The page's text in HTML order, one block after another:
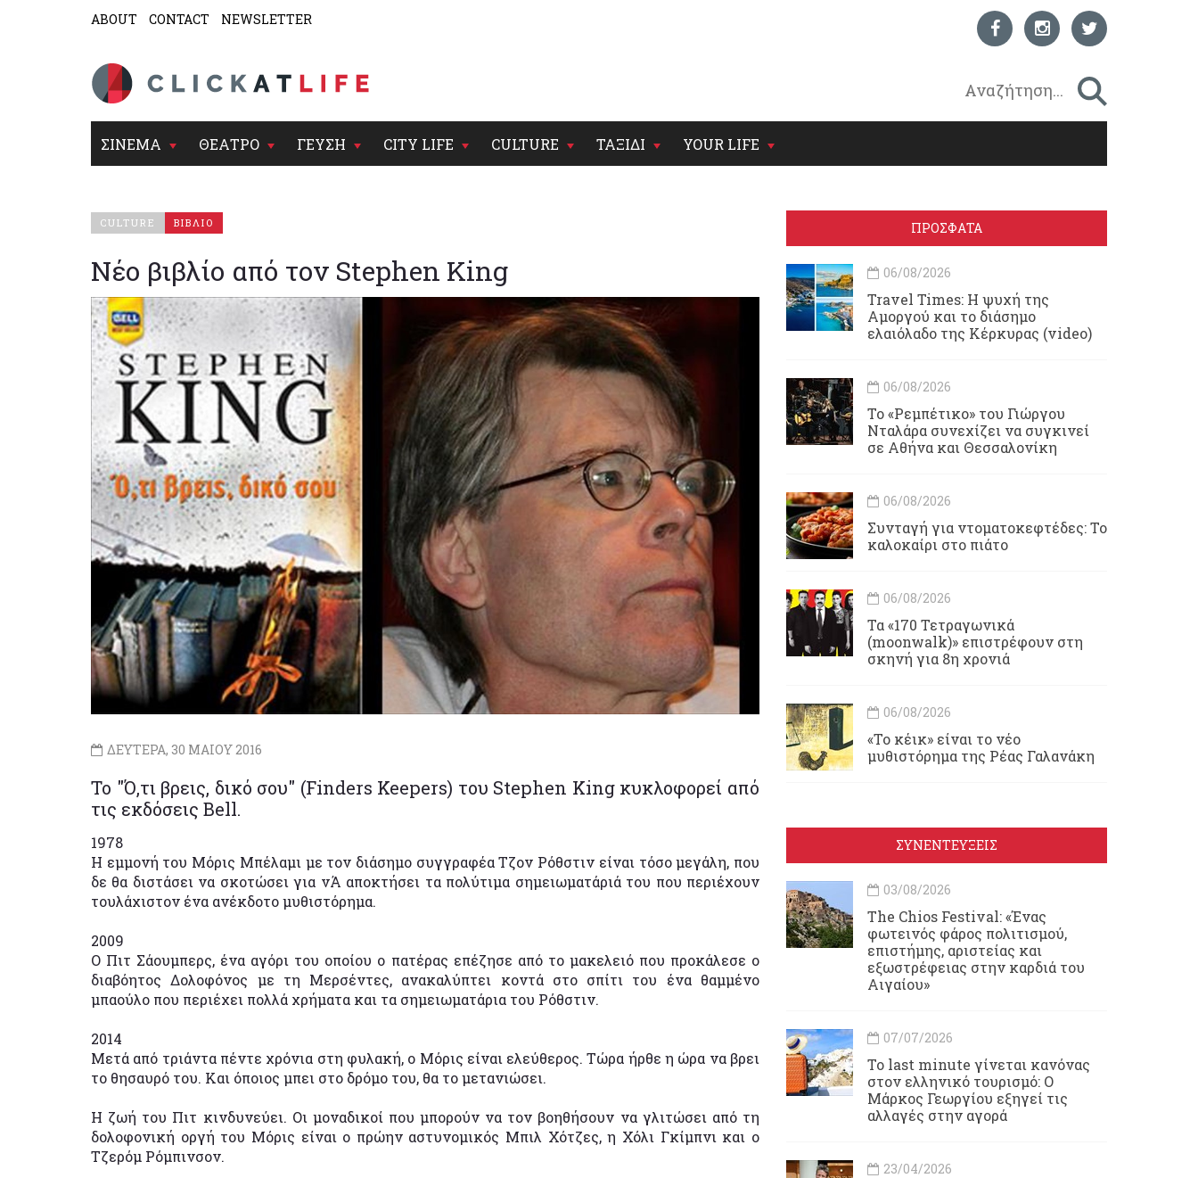
ABOUT CONTACT NEWSLETTER
ΣΙΝΕΜΑ ΘΕΑΤΡΟ ΓΕΥΣΗ CITY LIFE CULTURE ΤΑΞΙΔΙ YOUR LIFE
CULTURE ΒΙΒΛΙΟ
Νέο βιβλίο από τον Stephen King
ΔΕΥΤΕΡΑ, 30 ΜΑΙΟΥ 2016
To "Ό,τι βρεις, δικό σου" (Finders Keepers) του Stephen King κυκλοφορεί από
τις εκδόσεις Bell.
1978
Η εμμονή του Μόρις Μπέλαμι με τον διάσημο συγγραφέα Τζον Ρόθστιν είναι τόσο μεγάλη, που
δε θα διστάσει να σκοτώσει για νΆ αποκτήσει τα πολύτιμα σημειωματάριά του που περιέχουν
τουλάχιστον ένα ανέκδοτο μυθιστόρημα.
2009
Ο Πιτ Σάουμπερς, ένα αγόρι του οποίου ο πατέρας επέζησε από το μακελειό που προκάλεσε ο
διαβόητος Δολοφόνος με τη Μερσέντες, ανακαλύπτει κοντά στο σπίτι του ένα θαμμένο
μπαούλο που περιέχει πολλά χρήματα και τα σημειωματάρια του Ρόθστιν.
2014
Μετά από τριάντα πέντε χρόνια στη φυλακή, ο Μόρις είναι ελεύθερος. Τώρα ήρθε η ώρα να βρει
το θησαυρό του. Και όποιος μπει στο δρόμο του, θα το μετανιώσει.
Η ζωή του Πιτ κινδυνεύει. Οι μοναδικοί που μπορούν να τον βοηθήσουν να γλιτώσει από τη
δολοφονική οργή του Μόρις είναι ο πρώην αστυνομικός Μπιλ Χότζες, η Χόλι Γκίμπνι και ο
Τζερόμ Ρόμπινσον.
ΠΡΟΣΦΑΤΑ
06/08/2026
Travel Times: H ψυχή της
Αμοργού και το διάσημο
ελαιόλαδο της Κέρκυρας (video)
06/08/2026
Το «Ρεμπέτικο» του Γιώργου
Νταλάρα συνεχίζει να συγκινεί
σε Αθήνα και Θεσσαλονίκη
06/08/2026
Συνταγή για ντοματοκεφτέδες: Το
καλοκαίρι στο πιάτο
06/08/2026
Τα «170 Τετραγωνικά
(moonwalk)» επιστρέφουν στη
σκηνή για 8η χρονιά
06/08/2026
«Το κέικ» είναι το νέο
μυθιστόρημα της Ρέας Γαλανάκη
ΣΥΝΕΝΤΕΥΞΕΙΣ
03/08/2026
Τhe Chios Festival: «Ένας
φωτεινός φάρος πολιτισμού,
επιστήμης, αριστείας και
εξωστρέφειας στην καρδιά του
Αιγαίου»
07/07/2026
Το last minute γίνεται κανόνας
στον ελληνικό τουρισμό: Ο
Μάρκος Γεωργίου εξηγεί τις
αλλαγές στην αγορά
23/04/2026